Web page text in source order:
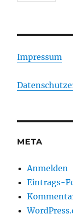
Impressum
META
Anmelden
Eintrags-